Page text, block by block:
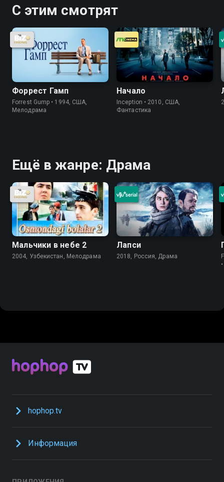
С этим смотрят
Форрест Гамп
Forrest Gump • 1994, США,
Мелодрама
Начало
Inception • 2010, США,
Фантастика
Ещё в жанре: Драма
Мальчики в небе 2
2004, Узбекистан, Мелодрама
Лапси
2018, Россия, Драма
hophop.tv
Информация